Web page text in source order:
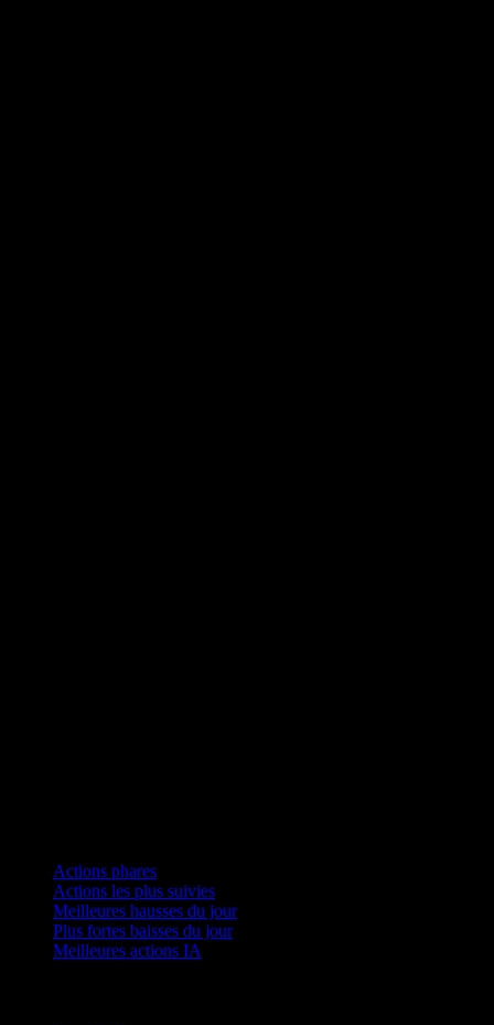
Actions phares
Actions les plus suivies
Meilleures hausses du jour
Plus fortes baisses du jour
Meilleures actions IA